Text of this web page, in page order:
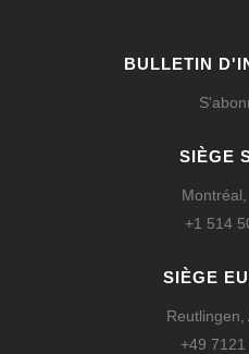
BULLETIN
SIÈGE
+1 514
SIÈGE
Reutlingen,
+49